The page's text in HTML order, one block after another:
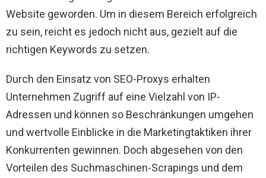
Website geworden. Um in diesem Bereich erfolgreich
zu sein, reicht es jedoch nicht aus, gezielt auf die
richtigen Keywords zu setzen.
Durch den Einsatz von SEO-Proxys erhalten
Unternehmen Zugriff auf eine Vielzahl von IP-
Adressen und können so Beschränkungen umgehen
und wertvolle Einblicke in die Marketingtaktiken ihrer
Konkurrenten gewinnen. Doch abgesehen von den
Vorteilen des Suchmaschinen-Scrapings und dem